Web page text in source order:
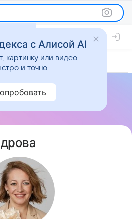
с Алисой AI
картинку или видео —
и точно